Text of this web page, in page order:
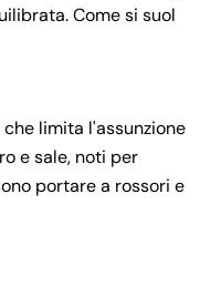
Come si suol
limita l'assunzione
e sale, noti per
portare a rossori e